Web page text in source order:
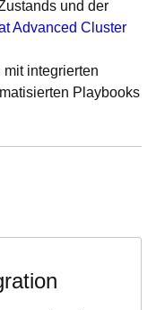
und der
Advanced Cluster
integrierten
Playbooks